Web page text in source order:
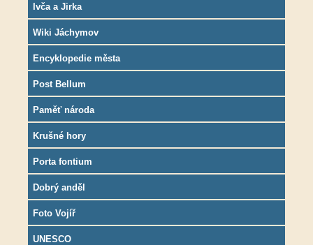
Ivča a Jirka
Wiki Jáchymov
Encyklopedie města
Post Bellum
Paměť národa
Krušné hory
Porta fontium
Dobrý anděl
Foto Vojíř
UNESCO